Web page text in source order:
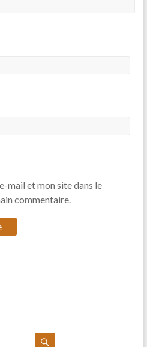
mail et mon site dans le
commentaire.